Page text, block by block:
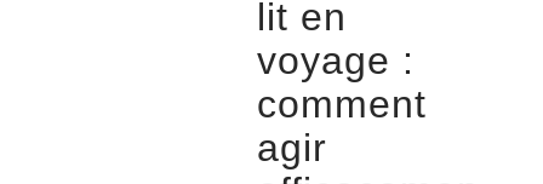
lit en
voyage :
comment
agir